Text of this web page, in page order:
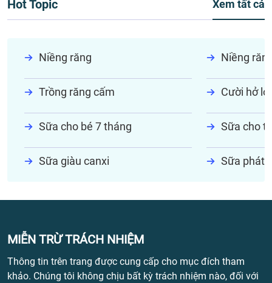
Hot Topic Xem tất cả
Niềng răng Niềng
Trồng răng cấm Cười hở lợi
Sữa cho bé 7 tháng Sữa cho
Sữa giàu canxi Sữa phát
MIỄN TRỪ TRÁCH NHIỆM
Thông tin trên trang được cung cấp cho mục đích tham
khảo. Chúng tôi không chịu bất kỳ trách nhiệm nào, đối với